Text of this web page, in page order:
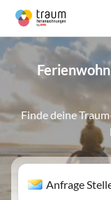
Finde deine
Anfrage